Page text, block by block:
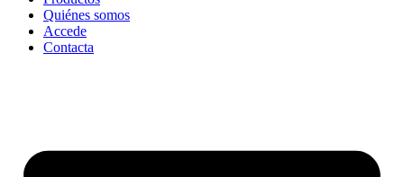
Quiénes somos
Accede
Contacta